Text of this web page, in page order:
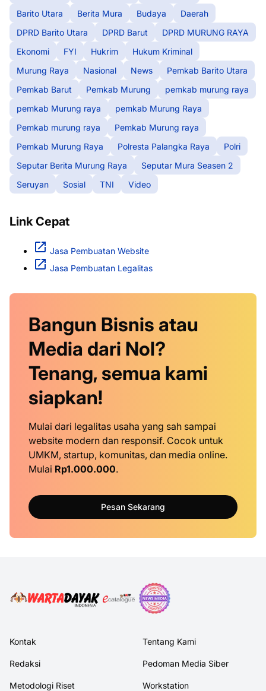
Barito Utara
Berita Mura Budaya
Daerah
DPRD Barito Utara
DPRD Barut
DPRD MURUNG RAYA
Ekonomi
FYI Hukrim
Hukum Kriminal
Murung Raya
Nasional News
Pemkab Barito Utara
Pemkab Barut
Pemkab Murung
pemkab murung raya
pemkab Murung raya
pemkab Murung Raya
Pemkab murung raya
Pemkab Murung raya
Pemkab Murung Raya
Polresta Palangka Raya
Polri
Seputar Berita Murung Raya
Seputar Mura Seasen 2
Seruyan
Sosial TNI Video
Link Cepat
Jasa Pembuatan Website
Jasa Pembuatan Legalitas
Bangun Bisnis atau
Media dari Nol?
Tenang, semua kami
siapkan!
Mulai dari legalitas usaha yang sah sampai
website modern dan responsif. Cocok untuk
UMKM, startup, komunitas, dan media online.
Mulai Rp1.000.000.
Pesan Sekarang
Kontak Tentang Kami
Redaksi Pedoman Media Siber
Metodologi Riset Workstation